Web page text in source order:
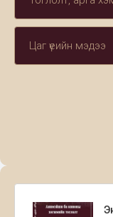
Цаг үеийн мэдээ